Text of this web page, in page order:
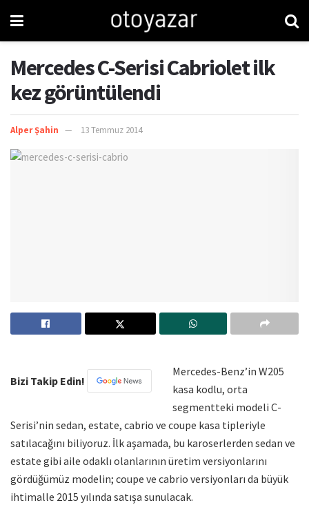
Mercedes C-Serisi Cabriolet ilk
kez görüntülendi
Alper Şahin 13 Temmuz 2014
Bizi Takip Edin!
Mercedes-Benz’in W205
kasa kodlu, orta
segmentteki modeli C-
Serisi’nin sedan, estate, cabrio ve coupe kasa tipleriyle
satılacağını biliyoruz. İlk aşamada, bu karoserlerden sedan ve
estate gibi aile odaklı olanlarının üretim versiyonlarını
gördüğümüz modelin; coupe ve cabrio versiyonları da büyük
ihtimalle 2015 yılında satışa sunulacak.